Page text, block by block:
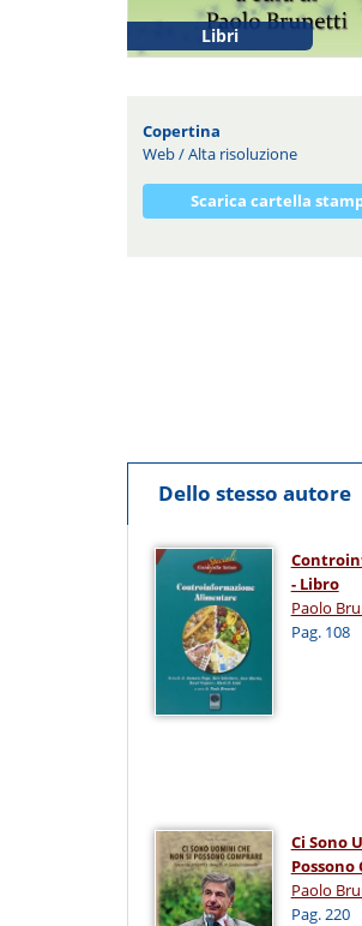
Libri
Copertina
Web/Alta risoluzione
Scarica cartella
Dello stesso autore
- Libro
Paolo
Pag. 108
Ci Sono
Possono
Paolo
Pag. 220